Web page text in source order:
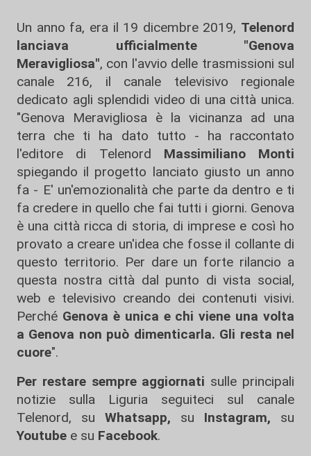
Un anno fa, era il 19 dicembre 2019, Telenord
lanciava ufficialmente "Genova
Meravigliosa", con l'avvio delle trasmissioni sul
canale 216, il canale televisivo regionale
dedicato agli splendidi video di una città unica.
"Genova Meravigliosa è la vicinanza ad una
terra che ti ha dato tutto - ha raccontato
l'editore di Telenord Massimiliano Monti
spiegando il progetto lanciato giusto un anno
fa - E' un'emozionalità che parte da dentro e ti
fa credere in quello che fai tutti i giorni. Genova
è una città ricca di storia, di imprese e così ho
provato a creare un'idea che fosse il collante di
questo territorio. Per dare un forte rilancio a
questa nostra città dal punto di vista social,
web e televisivo creando dei contenuti visivi.
Perché Genova è unica e chi viene una volta
a Genova non può dimenticarla. Gli resta nel
cuore".
Per restare sempre aggiornati sulle principali
notizie sulla Liguria seguiteci sul canale
Telenord, su
Whatsapp, su Instagram, su
Youtube e su Facebook.